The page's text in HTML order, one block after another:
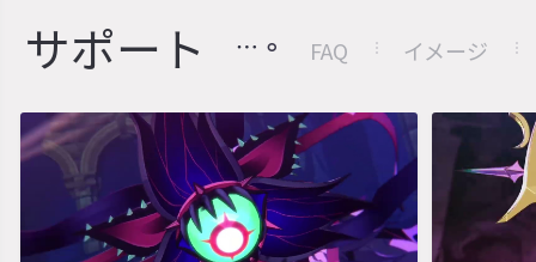
サポート FAQ イメージ